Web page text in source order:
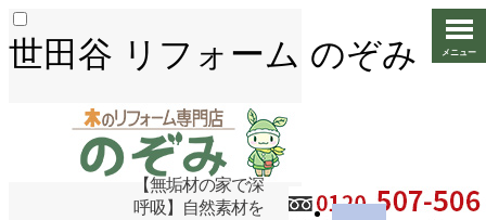
世田谷 リフォーム のぞみ
最新の投稿
【無垢材の家で深
呼吸】自然素材を